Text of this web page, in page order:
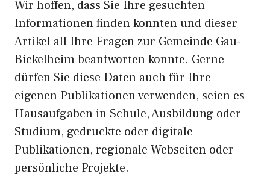
Wir hoffen, dass Sie Ihre gesuchten
Informationen finden konnten und dieser
Artikel all Ihre Fragen zur Gemeinde Gau-
Bickelheim beantworten konnte. Gerne
dürfen Sie diese Daten auch für Ihre
eigenen Publikationen verwenden, seien es
Hausaufgaben in Schule, Ausbildung oder
Studium, gedruckte oder digitale
Publikationen, regionale Webseiten oder
persönliche Projekte.